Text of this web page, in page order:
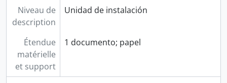
[Série] MARTÍNEZ, Juan
[Série] MOSCOSO, Ambrosio de
Niveau de
description
Unidad de instalación
Étendue
matérielle
et support
1 documento; papel